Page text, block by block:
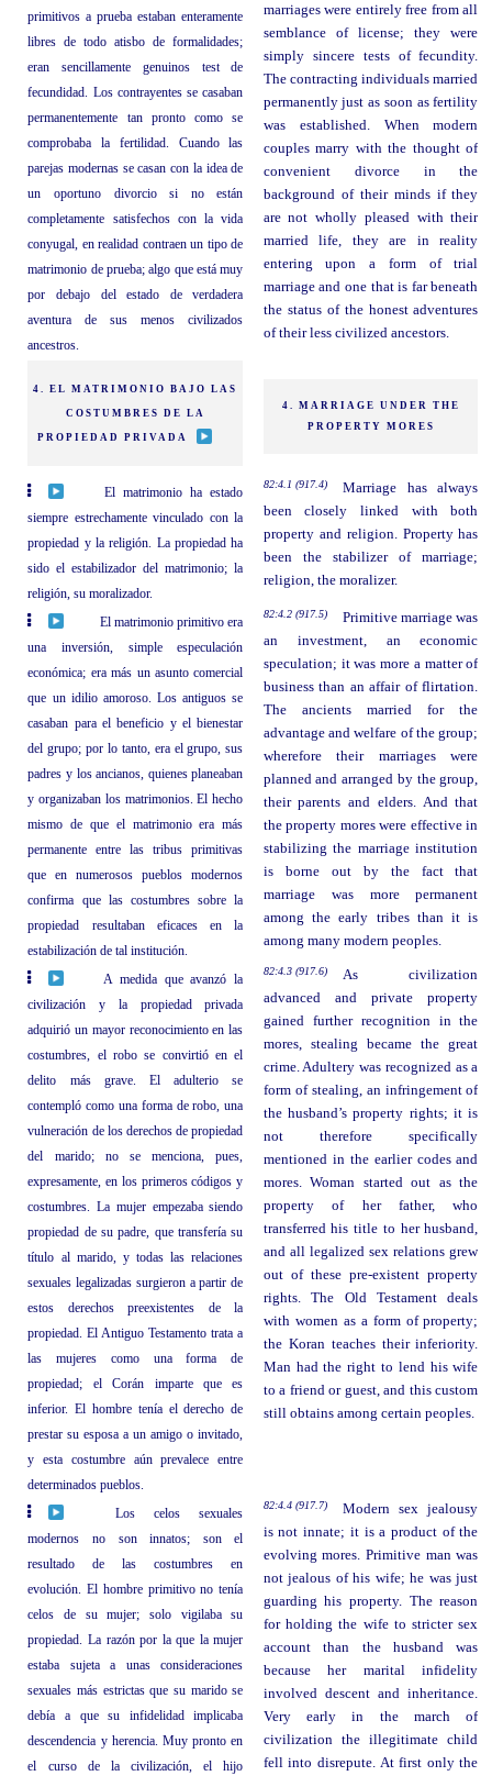
primitivos a prueba estaban enteramente
libres de todo atisbo de formalidades;
eran sencillamente genuinos test de
fecundidad. Los contrayentes se casaban
permanentemente tan pronto como se
comprobaba la fertilidad. Cuando las
parejas modernas se casan con la idea de
un oportuno divorcio si no están
completamente satisfechos con la vida
conyugal, en realidad contraen un tipo de
matrimonio de prueba; algo que está muy
por debajo del estado de verdadera
aventura de sus menos civilizados
ancestros.
marriages were entirely free from all
semblance of license; they were
simply sincere tests of fecundity.
The contracting individuals married
permanently just as soon as fertility
was established. When modern
couples marry with the thought of
convenient divorce in the
background of their minds if they
are not wholly pleased with their
married life, they are in reality
entering upon a form of trial
marriage and one that is far beneath
the status of the honest adventures
of their less civilized ancestors.
4. EL MATRIMONIO BAJO LAS
COSTUMBRES DE LA
PROPIEDAD PRIVADA
4. MARRIAGE UNDER THE
PROPERTY MORES
El matrimonio ha estado
siempre estrechamente vinculado con la
propiedad y la religión. La propiedad ha
sido el estabilizador del matrimonio; la
religión, su moralizador.
82:4.1 (917.4)
Marriage has always
been closely linked with both
property and religion. Property has
been the stabilizer of marriage;
religion, the moralizer.
El matrimonio primitivo era
una inversión, simple especulación
económica; era más un asunto comercial
que un idilio amoroso. Los antiguos se
casaban para el beneficio y el bienestar
del grupo; por lo tanto, era el grupo, sus
padres y los ancianos, quienes planeaban
y organizaban los matrimonios. El hecho
mismo de que el matrimonio era más
permanente entre las tribus primitivas
que en numerosos pueblos modernos
confirma que las costumbres sobre la
propiedad resultaban eficaces en la
estabilización de tal institución.
82:4.2 (917.5)
Primitive marriage was
an investment, an economic
speculation; it was more a matter of
business than an affair of flirtation.
The ancients married for the
advantage and welfare of the group;
wherefore their marriages were
planned and arranged by the group,
their parents and elders. And that
the property mores were effective in
stabilizing the marriage institution
is borne out by the fact that
marriage was more permanent
among the early tribes than it is
among many modern peoples.
A medida que avanzó la
civilización y la propiedad privada
adquirió un mayor reconocimiento en las
costumbres, el robo se convirtió en el
delito más grave. El adulterio se
contempló como una forma de robo, una
vulneración de los derechos de propiedad
del marido; no se menciona, pues,
expresamente, en los primeros códigos y
costumbres. La mujer empezaba siendo
propiedad de su padre, que transfería su
título al marido, y todas las relaciones
sexuales legalizadas surgieron a partir de
estos derechos preexistentes de la
propiedad. El Antiguo Testamento trata a
las mujeres como una forma de
propiedad; el Corán imparte que es
inferior. El hombre tenía el derecho de
prestar su esposa a un amigo o invitado,
y esta costumbre aún prevalece entre
determinados pueblos.
82:4.3 (917.6)
As civilization
advanced and private property
gained further recognition in the
mores, stealing became the great
crime. Adultery was recognized as a
form of stealing, an infringement of
the husband’s property rights; it is
not therefore specifically
mentioned in the earlier codes and
mores. Woman started out as the
property of her father, who
transferred his title to her husband,
and all legalized sex relations grew
out of these pre-existent property
rights. The Old Testament deals
with women as a form of property;
the Koran teaches their inferiority.
Man had the right to lend his wife
to a friend or guest, and this custom
still obtains among certain peoples.
Los celos sexuales
modernos no son innatos; son el
resultado de las costumbres en
evolución. El hombre primitivo no tenía
celos de su mujer; solo vigilaba su
propiedad. La razón por la que la mujer
estaba sujeta a unas consideraciones
sexuales más estrictas que su marido se
debía a que su infidelidad implicaba
descendencia y herencia. Muy pronto en
el curso de la civilización, el hijo
82:4.4 (917.7)
Modern sex jealousy
is not innate; it is a product of the
evolving mores. Primitive man was
not jealous of his wife; he was just
guarding his property. The reason
for holding the wife to stricter sex
account than the husband was
because her marital infidelity
involved descent and inheritance.
Very early in the march of
civilization the illegitimate child
fell into disrepute. At first only the